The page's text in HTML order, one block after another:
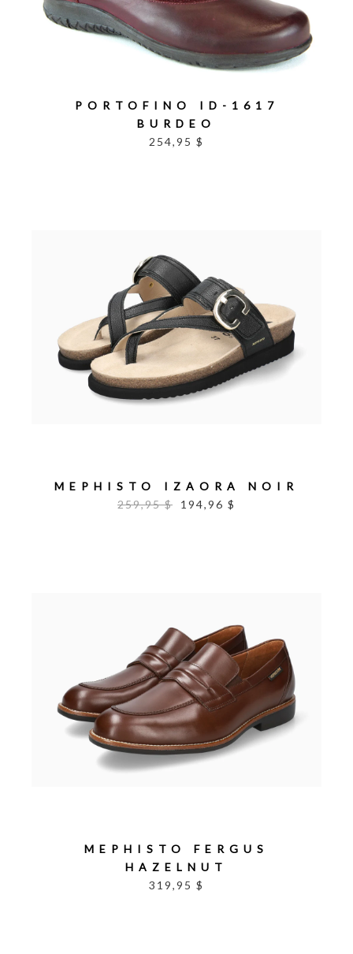
PORTOFINO ID-1617
BURDEO
254,95 $
MEPHISTO IZAORA NOIR
259,95 $
194,96 $
MEPHISTO FERGUS
HAZELNUT
319,95 $